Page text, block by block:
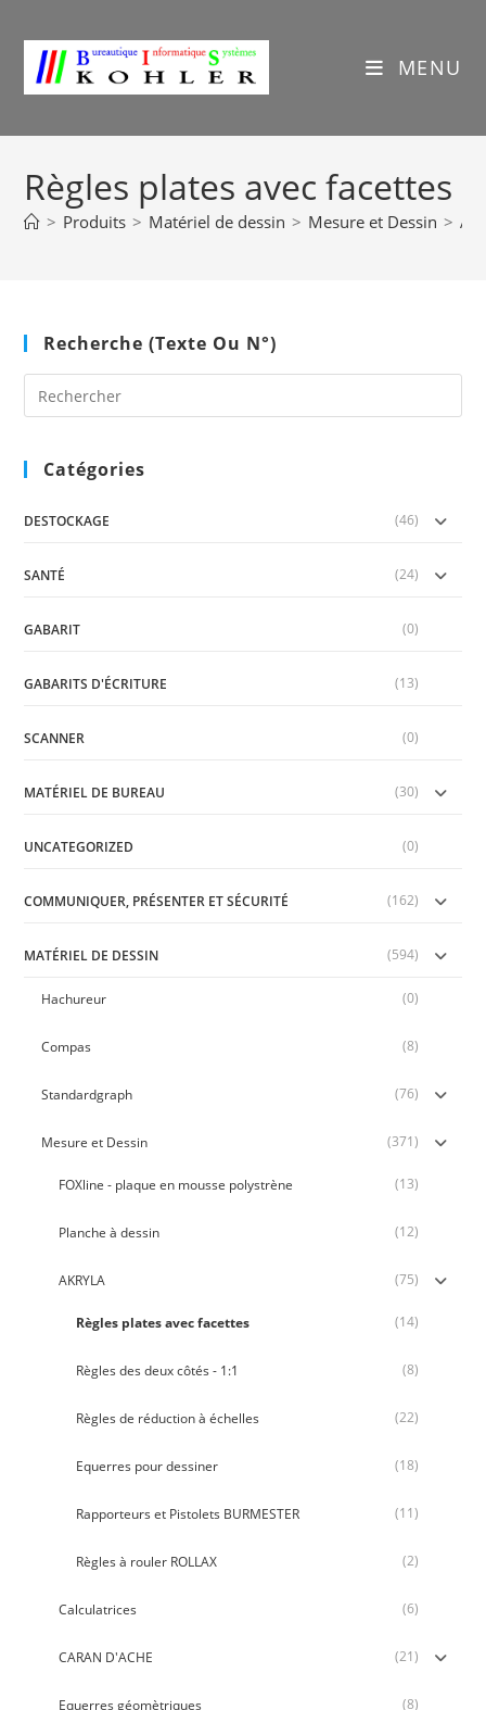
content
MENU
Règles plates avec facettes
> Produits > Matériel de dessin > Mesure et Dessin >
Recherche (texte Ou N°)
Catégories
DESTOCKAGE (46)
SANTÉ (24)
GABARIT (0)
GABARITS D'ÉCRITURE (13)
SCANNER (0)
MATÉRIEL DE BUREAU (30)
UNCATEGORIZED (0)
COMMUNIQUER, PRÉSENTER ET SÉCURITÉ (162)
MATÉRIEL DE DESSIN (594)
Hachureur (0)
Compas (8)
Standardgraph (76)
Mesure et Dessin (371)
FOXline - plaque en mousse polystrène (13)
Planche à dessin (12)
AKRYLA (75)
Règles plates avec facettes (14)
Règles des deux côtés - 1:1 (8)
Règles de réduction à échelles (22)
Equerres pour dessiner (18)
Rapporteurs et Pistolets BURMESTER (11)
Règles à rouler ROLLAX (2)
Calculatrices (6)
CARAN D'ACHE (21)
Equerres géomètriques (8)